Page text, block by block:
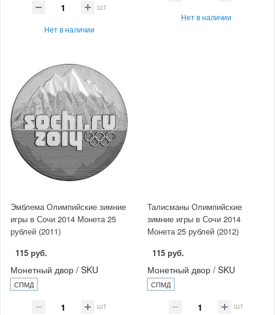
шт
Нет в наличии
Нет в наличии
Эмблема Олимпийские зимние
игры в Сочи 2014 Монета 25
рублей (2011)
115 руб.
Монетный двор / SKU
СПМД
шт
Талисманы Олимпийские
зимние игры в Сочи 2014
Монета 25 рублей (2012)
115 руб.
Монетный двор / SKU
СПМД
шт